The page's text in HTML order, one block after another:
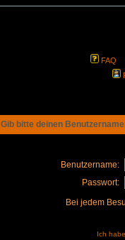
FAQ
Gib bitte deinen
Benutzername:
Passwort:
Bei jedem
Ich